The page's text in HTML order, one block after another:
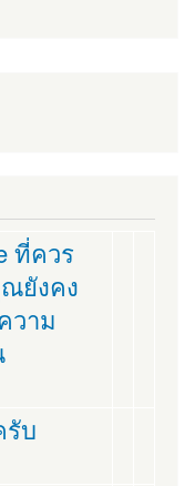
ที่ควร
ยังคง
วาม
รับ